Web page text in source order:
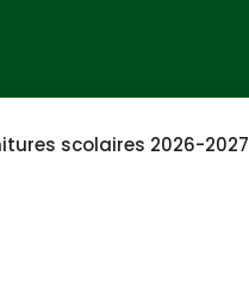
scolaires 2026-2027